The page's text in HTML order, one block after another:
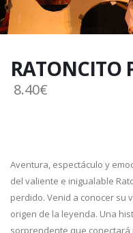
RATONCITO
8.40€
Aventura, espectáculo y
del valiente e inigualable
perdido. Venid a conocer su
origen de la leyenda. Una
sorprendente que